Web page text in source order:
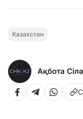
Казахстан
Ақбота